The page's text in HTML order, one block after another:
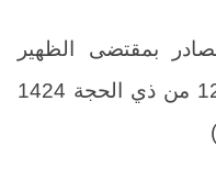
بالقانون رقم 72.03 الصادر بمقتضى الظهير
الشريف رقم 1.04.23 بتاريخ 12 من ذي الحجة 1424